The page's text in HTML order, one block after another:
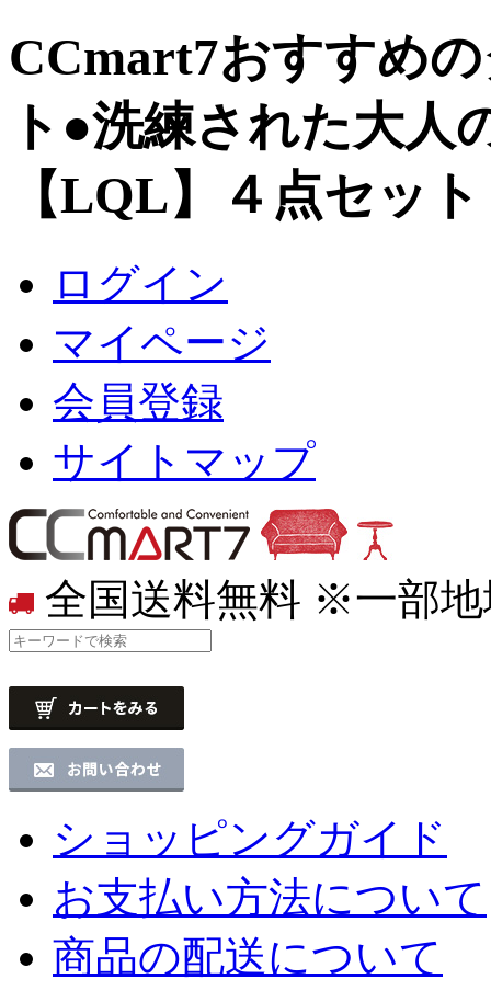
CCmart7おすすめ
ト●洗練された大
【LQL】４点セット
ログイン
マイページ
会員登録
サイトマップ
全国送料無料 ※一部地
ショッピングガイド
お支払い方法について
商品の配送について